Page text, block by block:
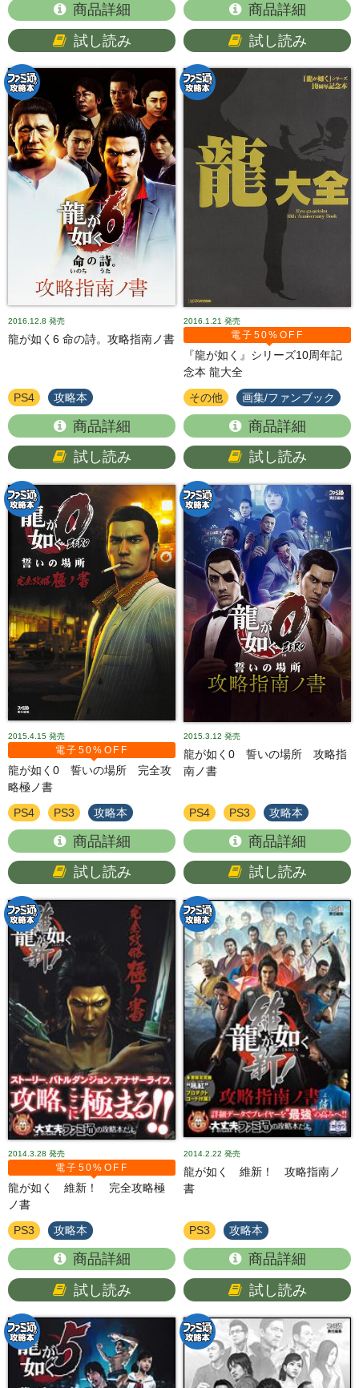
商品詳細
試し読み
商品詳細
試し読み
2016.12.8 発売
龍が如く6 命の詩。攻略指南ノ書
PS4 攻略本
商品詳細
試し読み
2016.1.21 発売
電子50%OFF
『龍が如く』シリーズ10周年記
念本 龍大全
その他 画集/ファンブック
商品詳細
試し読み
2015.4.15 発売
電子50%OFF
龍が如く0 誓いの場所 完全攻
略極ノ書
PS4 PS3 攻略本
商品詳細
試し読み
2015.3.12 発売
龍が如く0 誓いの場所 攻略指
南ノ書
PS4 PS3 攻略本
商品詳細
試し読み
2014.3.28 発売
電子50%OFF
龍が如く 維新！ 完全攻略極
ノ書
PS3 攻略本
商品詳細
試し読み
2014.2.22 発売
龍が如く 維新！ 攻略指南ノ
書
PS3 攻略本
商品詳細
試し読み